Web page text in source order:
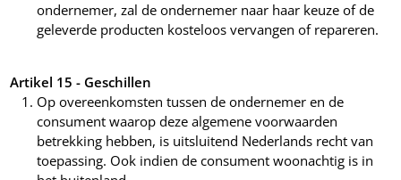
ondernemer, zal de ondernemer naar haar keuze of de
geleverde producten kosteloos vervangen of repareren.
Artikel 15 - Geschillen
Op overeenkomsten tussen de ondernemer en de
consument waarop deze algemene voorwaarden
betrekking hebben, is uitsluitend Nederlands recht van
toepassing. Ook indien de consument woonachtig is in